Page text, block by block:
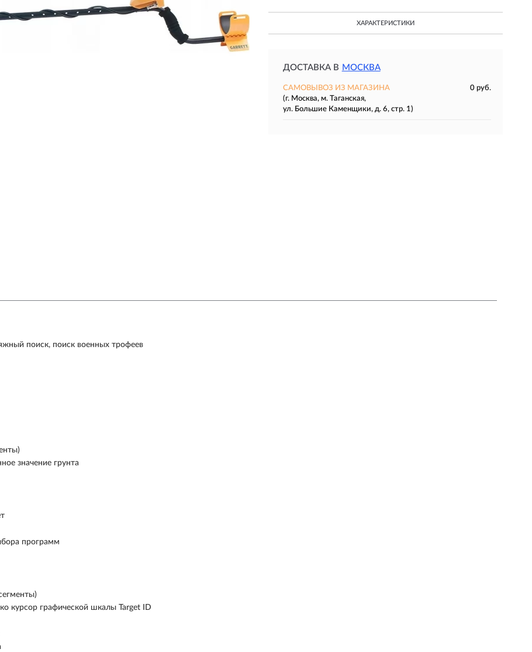
ХАРАКТЕРИСТИКИ
ДОСТАВКА В МОСКВА
САМОВЫВОЗ ИЗ МАГАЗИНА
0 руб.
(г. Москва, м. Таганская,
ул. Большие Каменщики, д. 6, стр. 1)
поиск, поиск военных трофеев
значение грунта
программ
курсор графической шкалы Target ID